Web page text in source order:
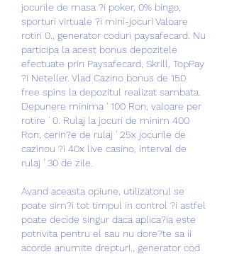
jocurile de masa ?i poker, 0% bingo,
sporturi virtuale ?i mini-jocuri Valoare
rotiri 0., generator coduri paysafecard. Nu
participa la acest bonus depozitele
efectuate prin Paysafecard, Skrill, TopPay
?i Neteller. Vlad Cazino bonus de 150
free spins la depozitul realizat sambata.
Depunere minima ' 100 Ron, valoare per
rotire ' 0. Rulaj la jocuri de minim 400
Ron, cerin?e de rulaj ' 25x jocurile de
cazinou ?i 40x live casino, interval de
rulaj ' 30 de zile.
Avand aceasta opiune, utilizatorul se
poate sim?i tot timpul in control ?i astfel
poate decide singur daca aplica?ia este
potrivita pentru el sau nu dore?te sa ii
acorde anumite drepturi., generator cod